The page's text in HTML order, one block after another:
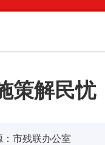
策解民忧
：市残联办公室